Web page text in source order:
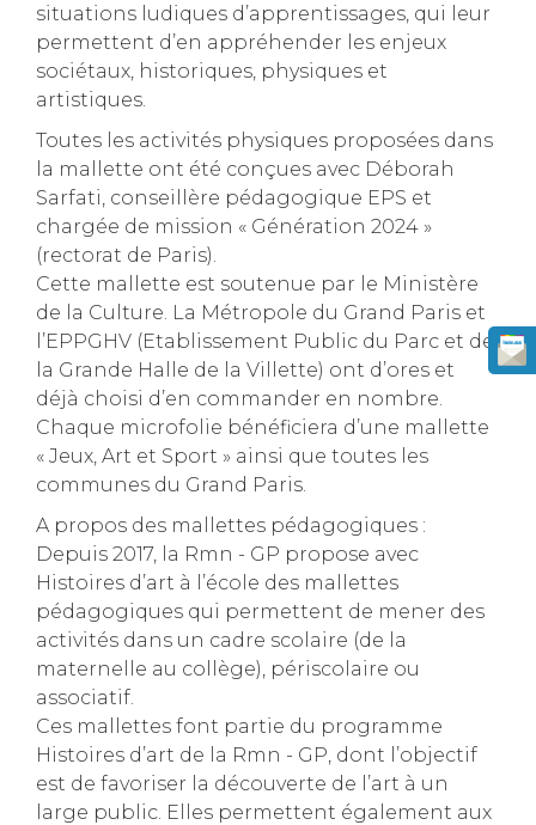
situations ludiques d’apprentissages, qui leur
permettent d’en appréhender les enjeux
sociétaux, historiques, physiques et
artistiques.
Toutes les activités physiques proposées dans
la mallette ont été conçues avec Déborah
Sarfati, conseillère pédagogique EPS et
chargée de mission « Génération 2024 »
(rectorat de Paris).
Cette mallette est soutenue par le Ministère
de la Culture. La Métropole du Grand Paris et
l’EPPGHV (Etablissement Public du Parc et de
la Grande Halle de la Villette) ont d’ores et
déjà choisi d’en commander en nombre.
Chaque microfolie bénéficiera d’une mallette
« Jeux, Art et Sport » ainsi que toutes les
communes du Grand Paris.
A propos des mallettes pédagogiques :
Depuis 2017, la Rmn - GP propose avec
Histoires d’art à l’école des mallettes
pédagogiques qui permettent de mener des
activités dans un cadre scolaire (de la
maternelle au collège), périscolaire ou
associatif.
Ces mallettes font partie du programme
Histoires d’art de la Rmn - GP, dont l’objectif
est de favoriser la découverte de l’art à un
large public. Elles permettent également aux